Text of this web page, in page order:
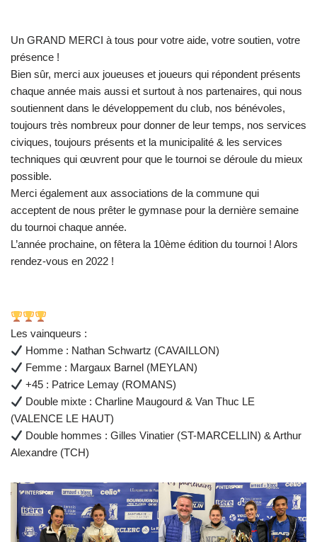
Un GRAND MERCI à tous pour votre aide, votre soutien, votre
présence !
Bien sûr, merci aux joueuses et joueurs qui répondent présents
chaque année mais aussi et surtout à nos partenaires, qui nous
soutiennent dans le développement du club, nos bénévoles,
toujours très nombreux pour donner de leur temps, nos services
civiques, toujours présents et la municipalité & les services
techniques qui œuvrent pour que le tournoi se déroule du mieux
possible.
Merci également aux associations de la commune qui
acceptent de nous prêter le gymnase pour la dernière semaine
du tournoi chaque année.
L’année prochaine, on fêtera la 10ème édition du tournoi ! Alors
rendez-vous en 2022 !
Les vainqueurs :
Homme : Nathan Schwartz (CAVAILLON)
Femme : Margaux Barnel (MEYLAN)
+45 : Patrice Lemay (ROMANS)
Double mixte : Charline Maugourd & Van Thuc LE
(VALENCE LE HAUT)
Double hommes : Gilles Vinatier (ST-MARCELLIN) & Arthur
Alexandre (TCH)